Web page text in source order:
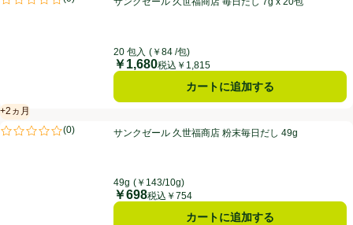
評価は0件のレビューで5点中0.0点。
20 包入 (￥84 /包)
価格
￥1,680税込￥1,815
カートに追加する
サンクゼール 久世福商店 粉末毎日だし 49g
+2ヵ月
賞味・消費期限保証：2ヵ月
(0)
評価は0件のレビューで5点中0.0点。サンクゼール 久世福商店 粉末毎日だし 49g
49g (￥143/10g)
価格
￥698税込￥754
カートに追加する